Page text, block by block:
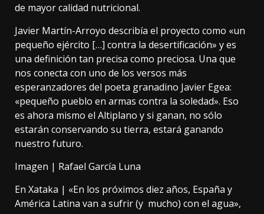
de mayor calidad nutricional.
Javier Martín-Arroyo describía el proyecto como «un
pequeño ejército […] contra la desertificación» y es
una definición tan precisa como preciosa. Una que
nos conecta con uno de los versos más
esperanzadores del poeta granadino Javier Egea:
«pequeño pueblo en armas contra la soledad». Eso
es ahora mismo el Altiplano y si ganan, no sólo
estarán conservando su tierra, estará ganando
nuestro futuro.
Imagen | Rafael García Luna
En Xataka | «En los próximos diez años, España y
América Latina van a sufrir (y mucho) con el agua»,